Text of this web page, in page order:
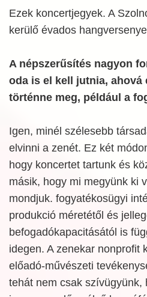
Ezek koncertjegyek. A
kerülő évados
A népszerűsítés nagyon
oda is el kell jutnia, ahová
történne meg, például a
Igen, minél szélesebb
elvinni a zenét. Ez két
hogy koncertet tartunk és
másik, hogy mi megyünk ki
mondjuk. fogyatékosügyi
produkció méretétől és
befogadókapacitásától is
idegen. A zenekar nonprofit
előadó-művészeti
tehát nem csak szívügyünk,